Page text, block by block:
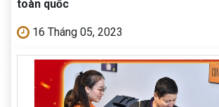
toàn quốc
16 Tháng 05, 2023